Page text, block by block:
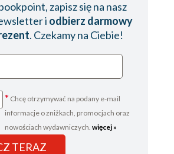
zapisz się na nasz
i odbierz darmowy
. Czekamy na Ciebie!
* Chcę otrzymywać na podany e-mail
informacje o zniżkach, promocjach oraz
nowościach wydawniczych. więcej »
TERAZ